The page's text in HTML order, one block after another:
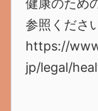
参照くださ
https://
jp/legal/